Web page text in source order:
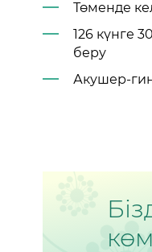
Төменде
126 күнге
беру
Акушер-